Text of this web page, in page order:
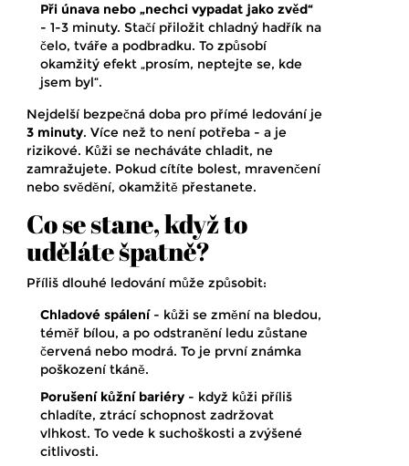
Při únava nebo „nechci vypadat jako zvěd“
- 1-3 minuty. Stačí přiložit chladný hadřík na
čelo, tváře a podbradku. To způsobí
okamžitý efekt „prosím, neptejte se, kde
jsem byl“.
Nejdelší bezpečná doba pro přímé ledování je
3 minuty. Více než to není potřeba - a je
rizikové. Kůži se necháváte chladit, ne
zamražujete. Pokud cítíte bolest, mravenčení
nebo svědění, okamžitě přestanete.
Co se stane, když to
uděláte špatně?
Příliš dlouhé ledování může způsobit:
Chladové spálení- kůži se změní na bledou,
téměř bílou, a po odstranění ledu zůstane
červená nebo modrá. To je první známka
poškození tkáně.
Porušení kůžní bariéry - když kůži příliš
chladíte, ztrácí schopnost zadržovat
vlhkost. To vede k suchoškosti a zvýšené
citlivosti.